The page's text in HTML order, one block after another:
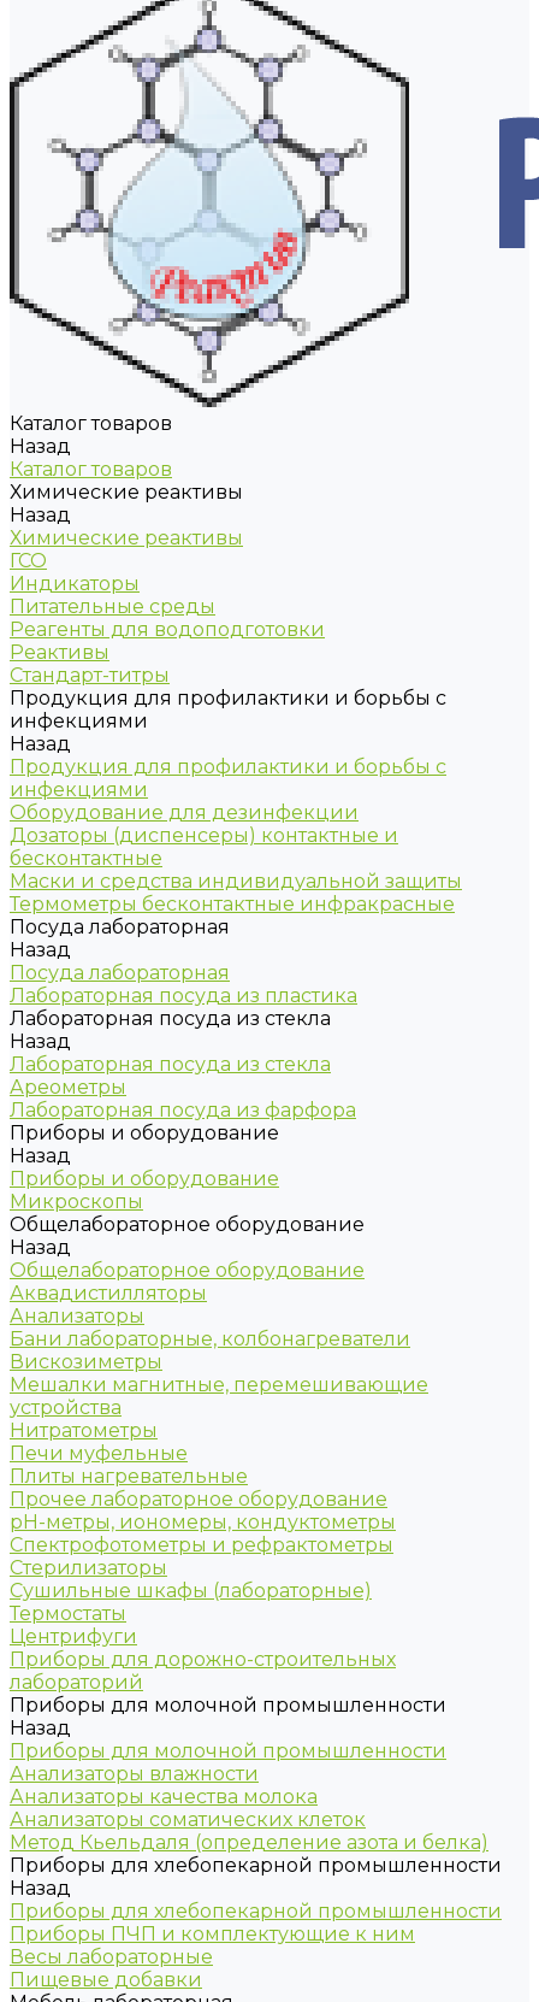
Каталог товаров
Назад
Каталог товаров
Химические реактивы
Назад
Химические реактивы
ГСО
Индикаторы
Питательные среды
Реагенты для водоподготовки
Реактивы
Стандарт-титры
Продукция для профилактики и борьбы с
инфекциями
Назад
Продукция для профилактики и борьбы с
инфекциями
Оборудование для дезинфекции
Дозаторы (диспенсеры) контактные и
бесконтактные
Маски и средства индивидуальной защиты
Термометры бесконтактные инфракрасные
Посуда лабораторная
Назад
Посуда лабораторная
Лабораторная посуда из пластика
Лабораторная посуда из стекла
Назад
Лабораторная посуда из стекла
Ареометры
Лабораторная посуда из фарфора
Приборы и оборудование
Назад
Приборы и оборудование
Микроскопы
Общелабораторное оборудование
Назад
Общелабораторное оборудование
Аквадистилляторы
Анализаторы
Бани лабораторные, колбонагреватели
Вискозиметры
Мешалки магнитные, перемешивающие
устройства
Нитратометры
Печи муфельные
Плиты нагревательные
Прочее лабораторное оборудование
рН-метры, иономеры, кондуктометры
Спектрофотометры и рефрактометры
Стерилизаторы
Сушильные шкафы (лабораторные)
Термостаты
Центрифуги
Приборы для дорожно-строительных
лабораторий
Приборы для молочной промышленности
Назад
Приборы для молочной промышленности
Анализаторы влажности
Анализаторы качества молока
Анализаторы соматических клеток
Метод Кьельдаля (определение азота и белка)
Приборы для хлебопекарной промышленности
Назад
Приборы для хлебопекарной промышленности
Приборы ПЧП и комплектующие к ним
Весы лабораторные
Пищевые добавки